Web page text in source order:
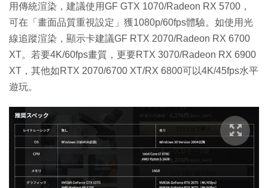
用傳統渲染，建議使用GF GTX 1070/Radeon RX 5700，
可在「畫面品質重視設定」獲1080p/60fps體驗。如使用光
線追蹤渲染，顯示卡建議GF RTX 2070/Radeon RX 6700
XT。若要4K/60fps畫質，更要RTX 3070/Radeon RX 6900
XT，其他如RTX 2070/6700 XT/RX 6800可以4K/45fps水平
遊玩。